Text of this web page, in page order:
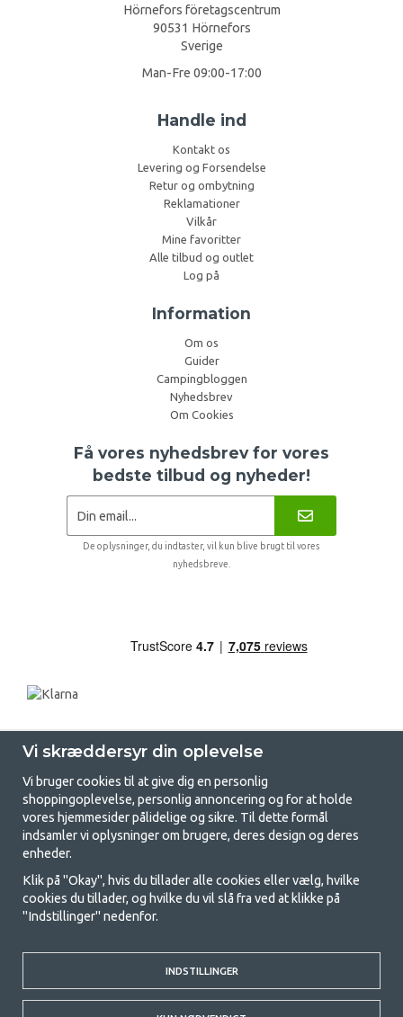
Hörnefors företagscentrum
90531 Hörnefors
Sverige
Man-Fre 09:00-17:00
Handle ind
Kontakt os
Levering og Forsendelse
Retur og ombytning
Reklamationer
Vilkår
Mine favoritter
Alle tilbud og outlet
Log på
Information
Om os
Guider
Campingbloggen
Nyhedsbrev
Om Cookies
Få vores nyhedsbrev for vores
bedste tilbud og nyheder!
De oplysninger, du indtaster, vil kun blive brugt til vores
nyhedsbreve.
GetCamping.dk - Din butik for
camping og friluftsliv
Camping kan enten være en livsstil eller en måde at samle familien på til
et fælles eventyr. Uanset hvilken kategori du tilhører, finder du alt, du
til at campere, så vi tilbyder rigtig gode priser på familietelte,
campingvogns-telte og alt andet udstyr til camping og friluftsliv. Vores
mål er at tilbyde det bedste campingudstyr med hensyn til kvalitet og
funktionalitet i hver priskategori. Du er velkommen til at kontakte os,
Vi skræddersyr din oplevelse
Vi bruger cookies til at give dig en personlig
shoppingoplevelse, personlig annoncering og for at holde
vores hjemmesider pålidelige og sikre. Til dette formål
indsamler vi oplysninger om brugere, deres design og deres
enheder.
Klik på "Okay", hvis du tillader alle cookies eller vælg, hvilke
cookies du tillader, og hvilke du vil slå fra ved at klikke på
"Indstillinger" nedenfor.
INDSTILLINGER